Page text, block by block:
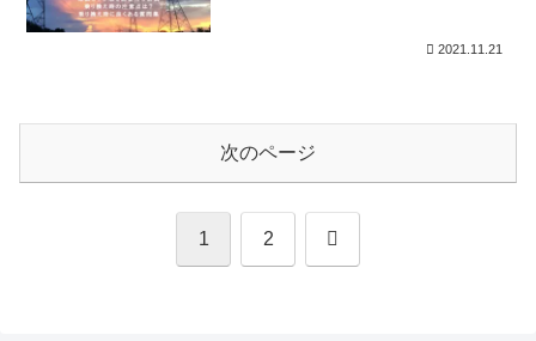
2021.11.21
次のページ
1 2 次